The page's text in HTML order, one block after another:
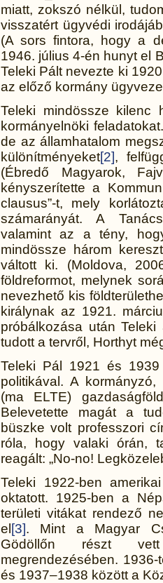
miatt, zokszó nélkül,
visszatért ügyvédi
(A sors fintora, hogy a
1946. július 4-én hunyt el
Teleki Pált nevezte ki
az előző kormány
Teleki mindössze kilenc
kormányelnöki
de az államhatalom
különítményeket[2],
(Ébredő Magyarok,
kényszerítette a
clausus”-t, mely
számarányát. A
valamint az a tény,
mindössze három
váltott ki. (Moldova,
földreformot, melynek
nevezhető kis
királynak az 1921.
próbálkozása után
tudott a tervről, Horthyt
Teleki Pál 1921 és
politikával. A
(ma ELTE)
Belevetette magát a
büszke volt professzori
róla, hogy valaki órán,
reagált: „No-no!
Teleki 1922-ben
oktatott. 1925-ben a
területi vitákat rendező
el [3]. Mint a Magyar
Gödöllőn részt
megrendezésében.
és 1937–1938 között a